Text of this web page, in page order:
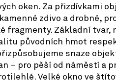
oken. Za přizdívkami
zdivo a drobné,
fragmenty. Základní tvar,
původních hmot
snaze
– pro pěší od náměstí a
Velké okno ve